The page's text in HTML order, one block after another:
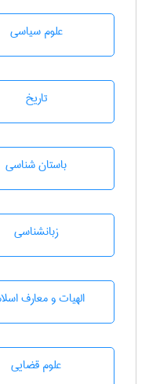
علوم سياسی
تاريخ
باستان شناسی
زبانشناسی
الهیات و معارف
علوم قضایی